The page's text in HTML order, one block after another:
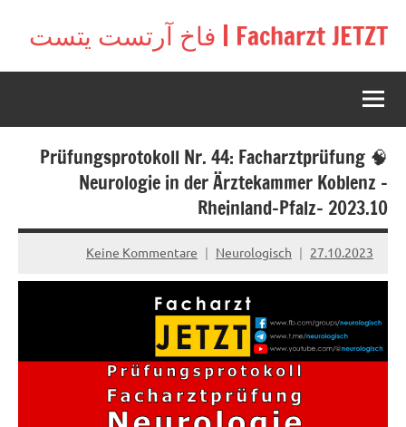
InhaltFacharzt JETZT | فاخ آرتست يتست
Free
interactive
community
for
in
Germany,
Switzerland,
and
🧠 Prüfungsprotokoll Nr. 44: Facharztprüfung
Neurologie in der Ärztekammer Koblenz –
Rheinland-Pfalz– 2023.10
27.10.2023
Neurologisch
Keine Kommentare